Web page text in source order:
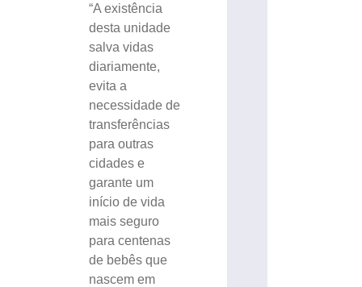
“A existência
desta unidade
salva vidas
diariamente,
evita a
necessidade de
transferências
para outras
cidades e
garante um
início de vida
mais seguro
para centenas
de bebês que
nascem em